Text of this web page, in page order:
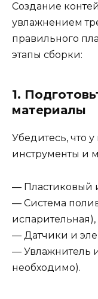
Создание
увлажнением
правильного
этапы сборки:
1.
материалы
Убедитесь, что
инструменты и
— Пластиковый
— Система
испарительная),
— Датчики и
— Увлажнитель
необходимо).